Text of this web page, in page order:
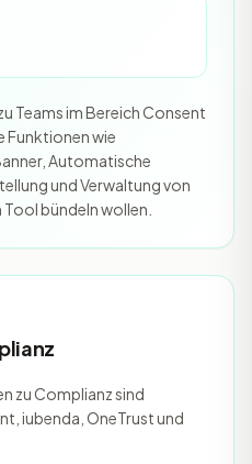
Teams im Bereich Consent
Funktionen wie
Automatische
und Verwaltung von
bündeln wollen.
zu Complianz sind
iubenda, OneTrust und